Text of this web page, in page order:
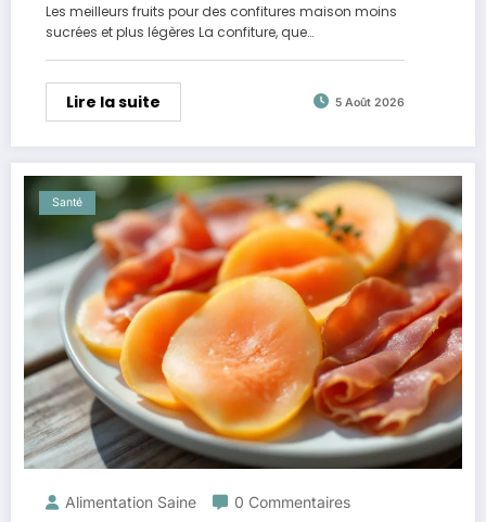
Les meilleurs fruits pour des confitures maison moins
sucrées et plus légères La confiture, que…
Lire la suite 5 Août 2026
Santé
Alimentation Saine 0 Commentaires